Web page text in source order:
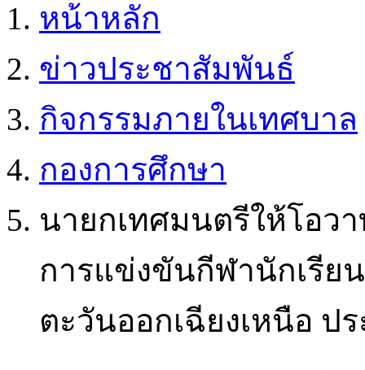
หน้าหลัก
ข่าวประชาสัมพันธ์
กิจกรรมภายในเทศบาล
กองการศึกษา
นายกเทศมนตรีให้โอว
การแข่งขันกีฬานักเรีย
ตะวันออกเฉียงเหนือ ปร